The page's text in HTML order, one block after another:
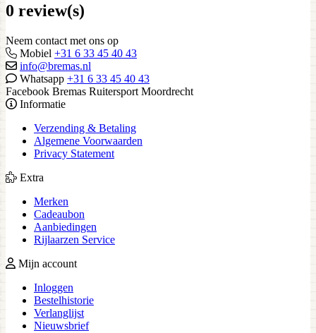
0 review(s)
Neem contact met ons op
Mobiel +31 6 33 45 40 43
info@bremas.nl
Whatsapp +31 6 33 45 40 43
Facebook Bremas Ruitersport Moordrecht
Informatie
Verzending & Betaling
Algemene Voorwaarden
Privacy Statement
Extra
Merken
Cadeaubon
Aanbiedingen
Rijlaarzen Service
Mijn account
Inloggen
Bestelhistorie
Verlanglijst
Nieuwsbrief